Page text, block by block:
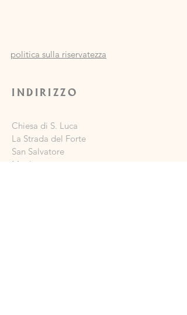
politica sulla riservatezza
INDIRIZZO
Chiesa di S. Luca
La Strada del Forte
San Salvatore
Maglia